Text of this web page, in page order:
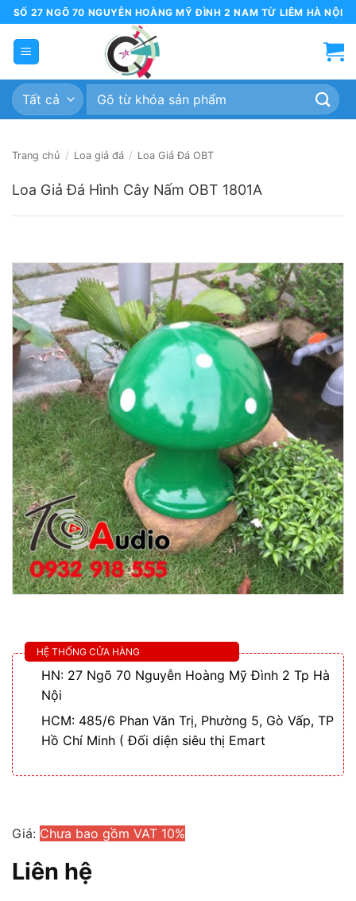
Bỏ
qua
dung
SỐ 27 NGÕ 70 NGUYỄN HOÀNG MỸ ĐÌNH 2 NAM TỪ LIÊM HÀ NỘI
Tìm
Trang chủ / Loa giả đá / Loa Giả Đá OBT
Loa Giả Đá Hình Cây Nấm OBT 1801A
HỆ THỐNG CỬA HÀNG
HN: 27 Ngõ 70 Nguyễn Hoàng Mỹ Đình 2 Tp Hà
Nội
HCM: 485/6 Phan Văn Trị, Phường 5, Gò Vấp, TP
Hồ Chí Minh ( Đối diện siêu thị Emart
Giá: Chưa bao gồm VAT 10%
Liên hệ